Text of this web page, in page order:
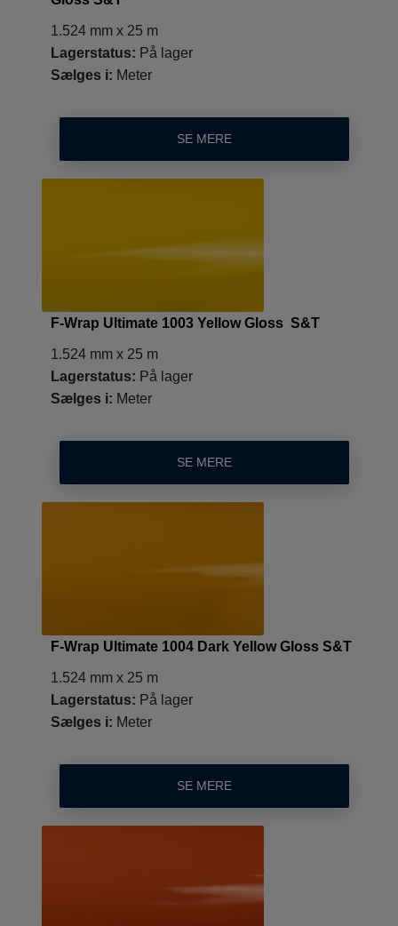
1.524 mm x 25 m
Lagerstatus: På lager
Sælges i: Meter
SE MERE
F-Wrap Ultimate 1003 Yellow Gloss S&T
1.524 mm x 25 m
Lagerstatus: På lager
Sælges i: Meter
SE MERE
F-Wrap Ultimate 1004 Dark Yellow Gloss S&T
1.524 mm x 25 m
Lagerstatus: På lager
Sælges i: Meter
SE MERE